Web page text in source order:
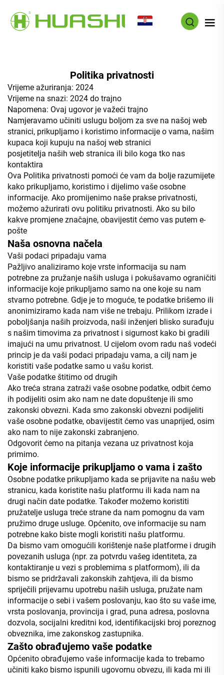
Politika privatnosti
Vrijeme ažuriranja: 2024
Vrijeme na snazi: 2024 do trajno
Napomena: Ovaj ugovor je važeći trajno
Namjeravamo učiniti uslugu boljom za sve na našoj web
stranici, prikupljamo i koristimo informacije o vama, našim
kupaca koji kupuju na našoj web stranici
posjetitelja naših web stranica ili bilo koga tko nas
kontaktira
Ova Politika privatnosti pomoći će vam da bolje razumijete
kako prikupljamo, koristimo i dijelimo vaše osobne
informacije. Ako promijenimo naše prakse privatnosti,
možemo ažurirati ovu politiku privatnosti. Ako su bilo
kakve promjene značajne, obavijestit ćemo vas putem e-
pošte
Naša osnovna načela
Vaši podaci pripadaju vama
Pažljivo analiziramo koje vrste informacija su nam
potrebne za pružanje naših usluga i pokušavamo ograničiti
informacije koje prikupljamo samo na one koje su nam
stvarno potrebne. Gdje je to moguće, te podatke brišemo ili
anonimiziramo kada nam više ne trebaju. Prilikom izrade i
poboljšanja naših proizvoda, naši inženjeri blisko surađuju
s našim timovima za privatnost i sigurnost kako bi gradili
imajući na umu privatnost. U cijelom ovom radu naš vodeći
princip je da vaši podaci pripadaju vama, a cilj nam je
koristiti vaše podatke samo u vašu korist.
Vaše podatke štitimo od drugih
Ako treća strana zatraži vaše osobne podatke, odbit ćemo
ih podijeliti osim ako nam ne date dopuštenje ili smo
zakonski obvezni. Kada smo zakonski obvezni podijeliti
vaše osobne podatke, obavijestit ćemo vas unaprijed, osim
ako nam to nije zakonski zabranjeno.
Odgovorit ćemo na pitanja vezana uz privatnost koja
primimo.
Koje informacije prikupljamo o vama i zašto
Osobne podatke prikupljamo kada se prijavite na našu web
stranicu, kada koristite našu platformu ili kada nam na
drugi način date podatke. Također možemo koristiti
pružatelje usluga treće strane da nam pomognu da vam
pružimo druge usluge. Općenito, ove informacije su nam
potrebne kako biste mogli koristiti našu platformu.
Da bismo vam omogućili korištenje naše platforme i drugih
povezanih usluga (npr. za potvrdu vašeg identiteta, za
kontaktiranje u vezi s problemima s platformom), ili da
bismo se pridržavali zakonskih zahtjeva, ili da bismo
spriječili prijevarnu upotrebu naših usluga, pružate nam
informacije o sebi i vašem poslovanju, kao što su vaše ime,
vrsta poslovanja, provincija i grad, puna adresa, poslovna
dozvola, socijalni kreditni kod, identifikacijski broj poreznog
obveznika, ime zakonskog zastupnika.
Zašto obrađujemo vaše podatke
Općenito obrađujemo vaše informacije kada to trebamo
učiniti kako bismo ispunili ugovornu obvezu, ili kada mi ili